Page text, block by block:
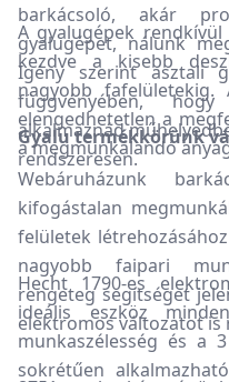
barkácsoló, akár
gyalugépet, nálunk
Igény szerint asztali
függvényében, hogy
alkalmaznád
rendszeresen.
A gyalugépek
kezdve a kisebb
nagyobb fafelületekig.
elengedhetetlen a
a megmunkálandó
Gyalu termékkörünk
Webáruházunk
kifogástalan
felületek
nagyobb faipari
rengeteg segítséget
elektromos változatot
Hecht 1790-es
ideális eszköz
munkaszélesség és a
sokrétűen